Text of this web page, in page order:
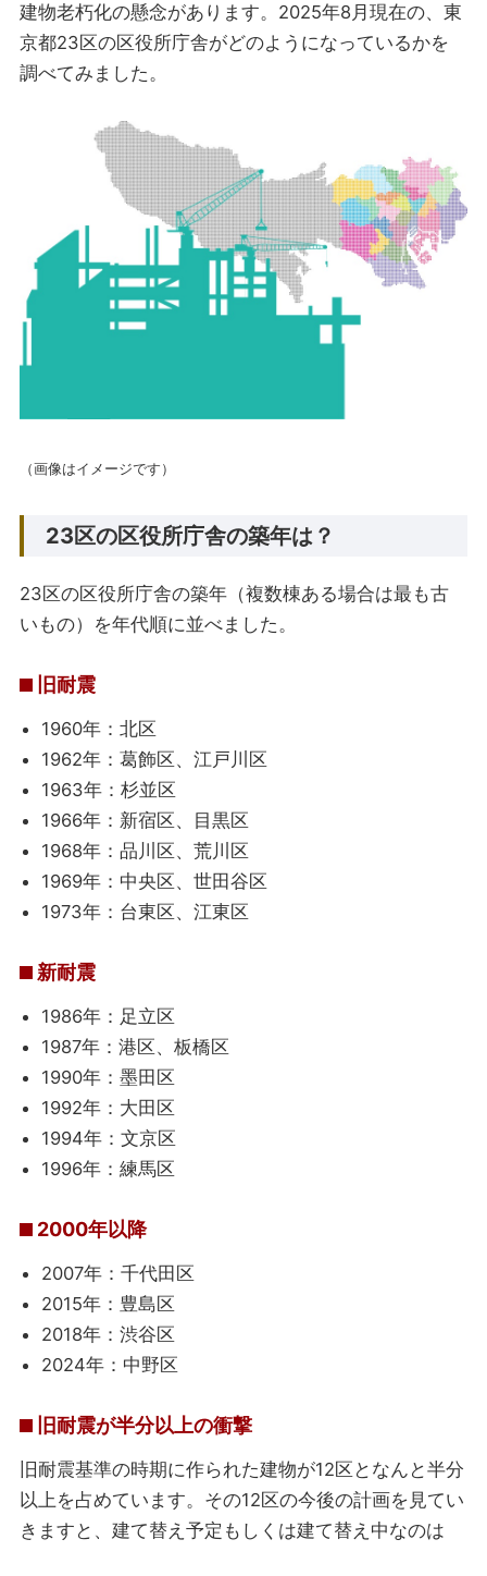
建物老朽化の懸念があります。2025年8月現在の、東
京都23区の区役所庁舎がどのようになっているかを
調べてみました。
（画像はイメージです）
23区の区役所庁舎の築年は？
23区の区役所庁舎の築年（複数棟ある場合は最も古
いもの）を年代順に並べました。
旧耐震
1960年：北区
1962年：葛飾区、江戸川区
1963年：杉並区
1966年：新宿区、目黒区
1968年：品川区、荒川区
1969年：中央区、世田谷区
1973年：台東区、江東区
新耐震
1986年：足立区
1987年：港区、板橋区
1990年：墨田区
1992年：大田区
1994年：文京区
1996年：練馬区
2000年以降
2007年：千代田区
2015年：豊島区
2018年：渋谷区
2024年：中野区
旧耐震が半分以上の衝撃
旧耐震基準の時期に作られた建物が12区となんと半分
以上を占めています。その12区の今後の計画を見てい
きますと、建て替え予定もしくは建て替え中なのは